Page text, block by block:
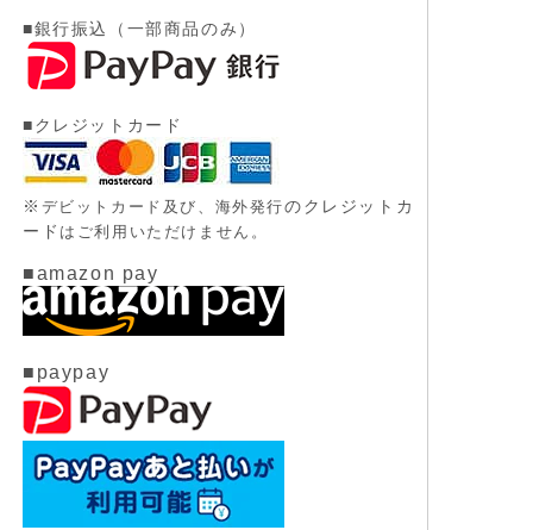
■銀行振込（一部商品のみ）
■クレジットカード
※ デビットカード及び、 海外発行のクレジットカ
ード はご利用いただけません。
■amazon pay
■paypay